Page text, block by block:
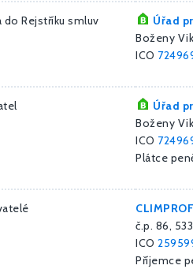
do Rejstříku smluv
Úřad
Boženy
ICO
Úřad
Boženy
ICO
Plátce
č.p. 86,
ICO
Příjemce